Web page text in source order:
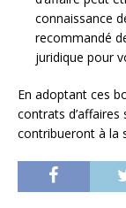
connaissance
recommandé
juridique pour
En adoptant ces
contrats
contribueront à la